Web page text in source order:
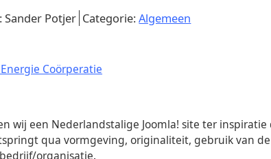
Sander Potjer. Categorie:Algemeen
wij een Nederlandstalige Joomla! site ter
qua vormgeving, originaliteit, gebruik van
organisatie.